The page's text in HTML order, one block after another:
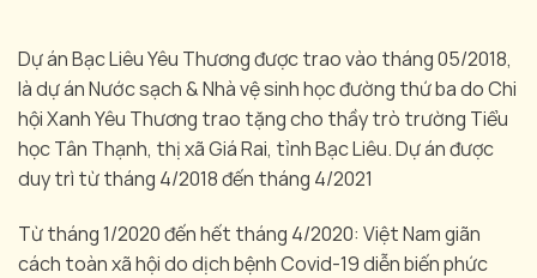
Dự án Bạc Liêu Yêu Thương được trao vào tháng 05/2018,
là dự án Nước sạch & Nhà vệ sinh học đường thứ ba do Chi
hội Xanh Yêu Thương trao tặng cho thầy trò trường Tiểu
học Tân Thạnh, thị xã Giá Rai, tỉnh Bạc Liêu. Dự án được
duy trì từ tháng 4/2018 đến tháng 4/2021
Từ tháng 1/2020 đến hết tháng 4/2020: Việt Nam giãn
cách toàn xã hội do dịch bệnh Covid-19 diễn biến phức